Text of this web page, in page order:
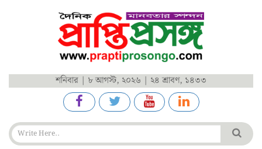
শনিবার | ৮ আগস্ট, ২০২৬ | ২৪ শ্রাবণ, ১৪৩৩